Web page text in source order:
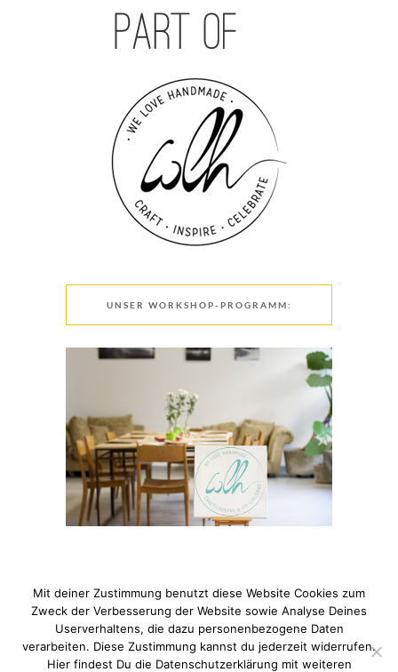
UNSER WORKSHOP-PROGRAMM:
© 2021 Pixi mit Milch. All Rights Reserved. Du hast Fragen
Mit deiner Zustimmung benutzt diese Website Cookies zum
Zweck der Verbesserung der Website sowie Analyse Deines
Userverhaltens, die dazu personenbezogene Daten
verarbeiten. Diese Zustimmung kannst du jederzeit widerrufen.
Hier findest Du die Datenschutzerklärung mit weiteren